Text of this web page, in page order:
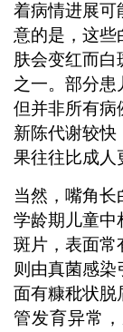
着病情进展可
意的是，这些
肤会变红而白
之一。部分患
但并非所有病
新陈代谢较快
果往往比成人
当然，嘴角长
学龄期儿童中
斑片，表面常
则由真菌感
面有糠秕状脱
管发育异常